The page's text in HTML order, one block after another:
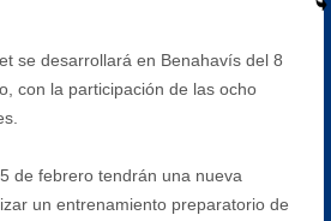
se desarrollará en Benahavís del 8
con la participación de las ocho
de febrero tendrán una nueva
un entrenamiento preparatorio de